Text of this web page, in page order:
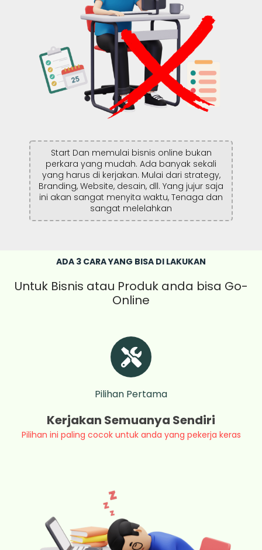
Start Dan memulai bisnis online bukan
perkara yang mudah. Ada banyak sekali
yang harus di kerjakan. Mulai dari strategy,
Branding, Website, desain, dll. Yang jujur saja
ini akan sangat menyita waktu, Tenaga dan
sangat melelahkan
ADA 3 CARA YANG BISA DI LAKUKAN
Untuk Bisnis atau Produk anda bisa Go-
Online
Pilihan Pertama
Kerjakan Semuanya Sendiri
Pilihan ini paling cocok untuk anda yang pekerja keras